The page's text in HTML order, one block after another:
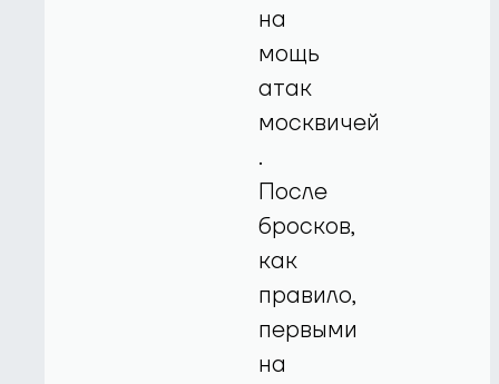
на
мощь
атак
москвичей
.
После
бросков,
как
правило,
первыми
на